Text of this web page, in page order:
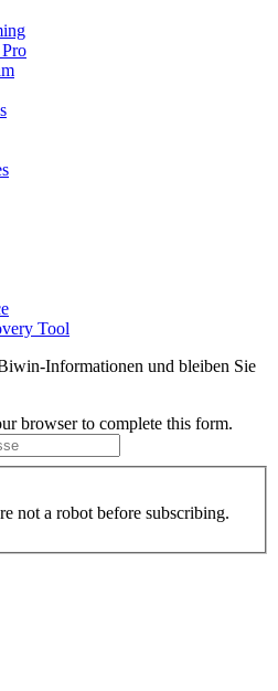
Tool
Informationen und bleiben Sie
browser to complete this form.
not a robot before subscribing.